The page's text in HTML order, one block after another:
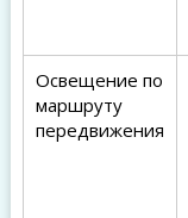
Освещение по
маршруту
передвижения